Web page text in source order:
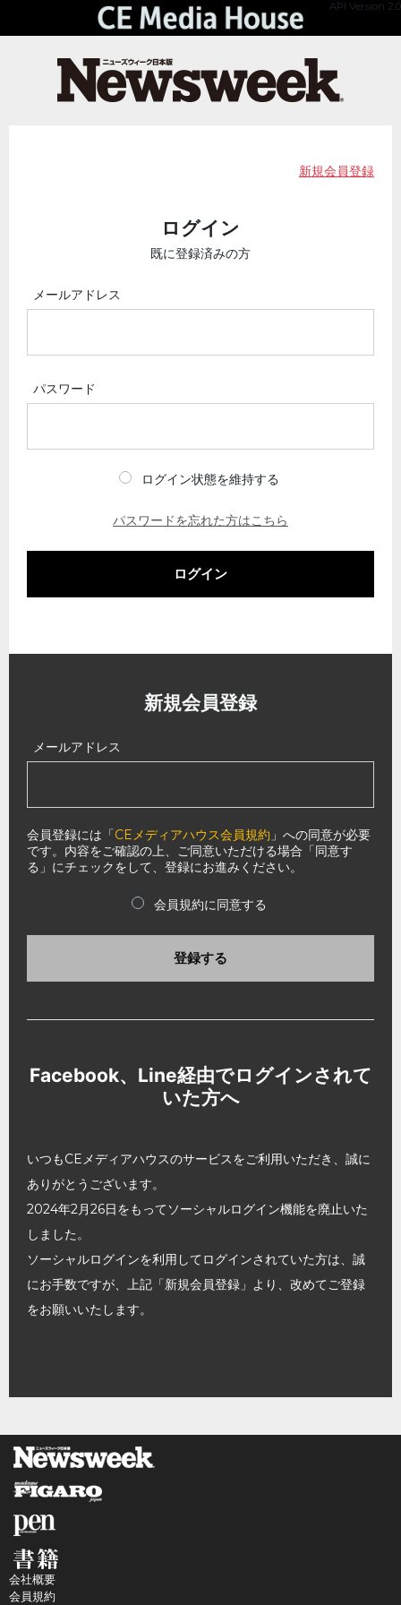
API Version 2.0
新規会員登録
ログイン
既に登録済みの方
メールアドレス
パスワード
ログイン状態を維持する
パスワードを忘れた方はこちら
ログイン
新規会員登録
メールアドレス
会員登録には「CEメディアハウス会員規約 」への同意が必要
です。内容をご確認の上、ご同意いただける場合「同意す
る」にチェックをして、登録にお進みください。
会員規約に同意する
登録する
Facebook、Line経由でログインされて
いた方へ
いつもCEメディアハウスのサービスをご利用いただき、誠に
ありがとうございます。
2024年2月26日をもってソーシャルログイン機能を廃止いた
しました。
ソーシャルログインを利用してログインされていた方は、誠
にお手数ですが、上記「新規会員登録」より、改めてご登録
をお願いいたします。
会社概要
会員規約